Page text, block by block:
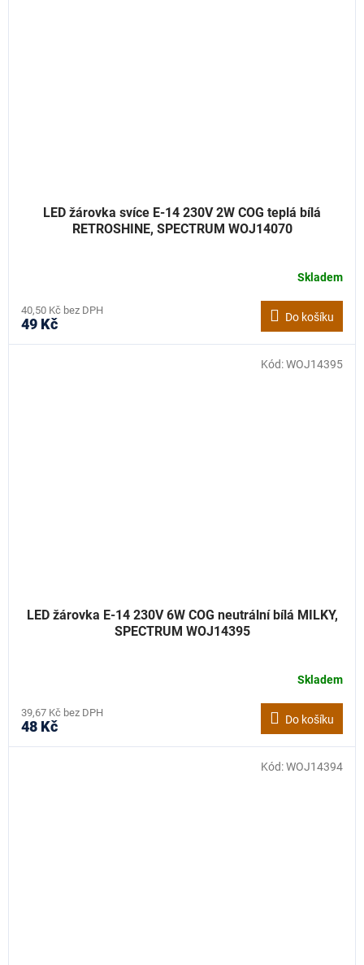
LED žárovka svíce E-14 230V 2W COG teplá bílá
RETROSHINE, SPECTRUM WOJ14070
Skladem
40,50 Kč bez DPH
49 Kč Do košíku
LED žárovka E-14 230V 6W COG neutrální bílá MILKY,
SPECTRUM WOJ14395
Skladem
39,67 Kč bez DPH
48 Kč Do košíku
Kód:WOJ14395
Kód:WOJ14394